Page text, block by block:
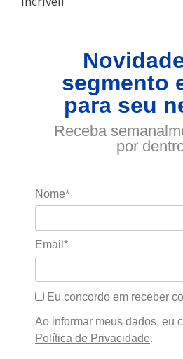
segmento
para seu
Receba
por
Nome*
Email*
Eu concordo em receber
Ao informar meus dados, eu
Política de Privacidade.